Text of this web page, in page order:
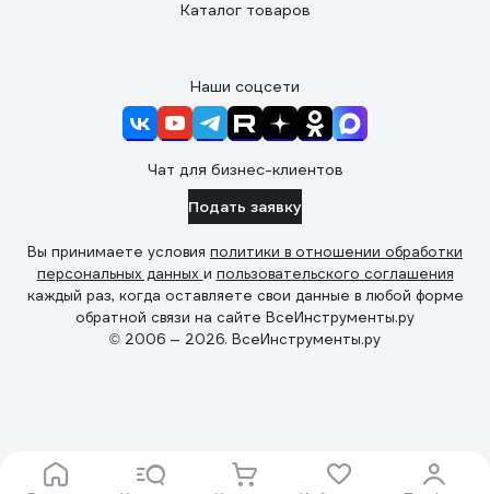
Каталог товаров
Наши соцсети
Чат для бизнес-клиентов
Подать заявку
Вы принимаете условия политики в отношении обработки
персональных данных и пользовательского соглашения
каждый раз, когда оставляете свои данные в любой форме
обратной связи на сайте ВсеИнструменты.ру
© 2006 — 2026. ВсеИнструменты.ру